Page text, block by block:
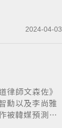
2024-04-03
律師文森佐》
勳以及李尚雅
被韓媒預測